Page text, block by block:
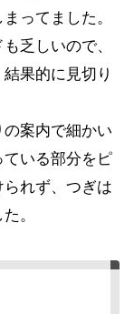
ってました。
乏しいので、
果的に見切り
の案内で細かい
いる部分をピ
れず、つぎは
。